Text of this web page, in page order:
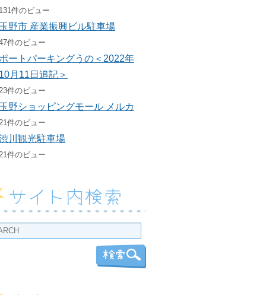
件のビュー
野市 産業振興ビル駐車場
件のビュー
ートパーキングうの＜2022年
月11日追記＞
件のビュー
野ショッピングモール メルカ
件のビュー
川観光駐車場
件のビュー
サイト内検索